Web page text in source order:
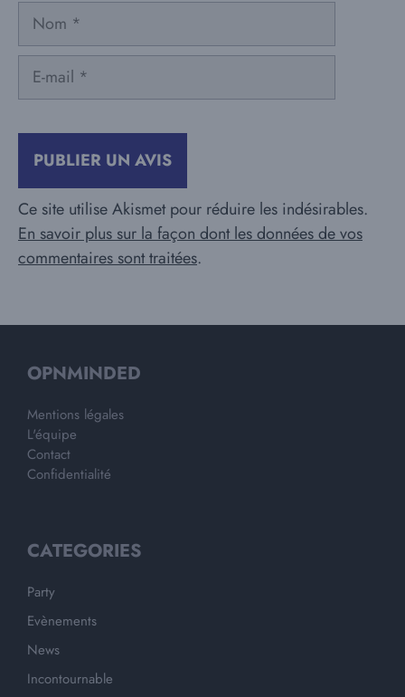
Nom
Ce site utilise Akismet pour réduire les indésirables.
En savoir plus sur la façon dont les données de vos
commentaires sont traitées.
OPNMINDED
Mentions légales
L'équipe
Contact
Confidentialité
CATEGORIES
Party
Evènements
News
Incontournable